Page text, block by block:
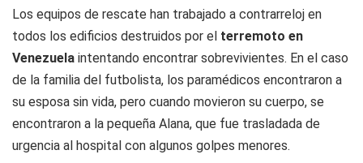
Los equipos de rescate han trabajado a contrarreloj en
todos los edificios destruidos por el terremoto en
Venezuela intentando encontrar sobrevivientes. En el caso
de la familia del futbolista, los paramédicos encontraron a
su esposa sin vida, pero cuando movieron su cuerpo, se
encontraron a la pequeña Alana, que fue trasladada de
urgencia al hospital con algunos golpes menores.